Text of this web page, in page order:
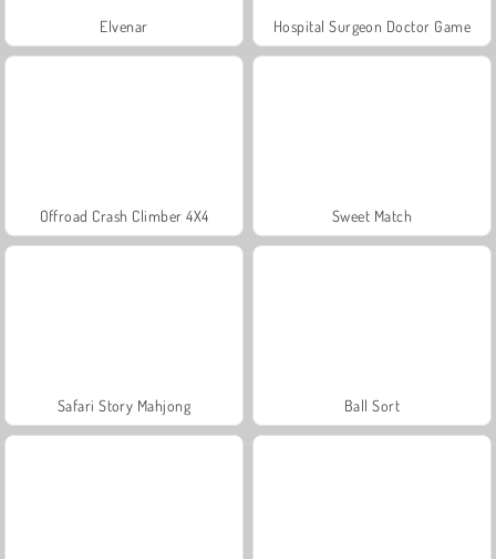
Elvenar Hospital Surgeon Doctor Game
Offroad Crash Climber 4X4 Sweet Match
Safari Story Mahjong Ball Sort